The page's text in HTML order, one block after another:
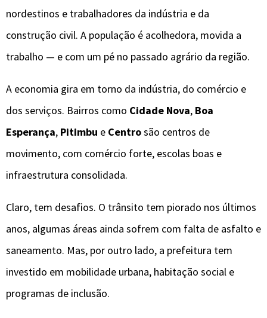
nordestinos e trabalhadores da indústria e da
construção civil. A população é acolhedora, movida a
trabalho — e com um pé no passado agrário da região.
A economia gira em torno da indústria, do comércio e
dos serviços. Bairros como Cidade Nova, Boa
Esperança, Pitimbu e Centrosão centros de
movimento, com comércio forte, escolas boas e
infraestrutura consolidada.
Claro, tem desafios. O trânsito tem piorado nos últimos
anos, algumas áreas ainda sofrem com falta de asfalto e
saneamento. Mas, por outro lado, a prefeitura tem
investido em mobilidade urbana, habitação social e
programas de inclusão.